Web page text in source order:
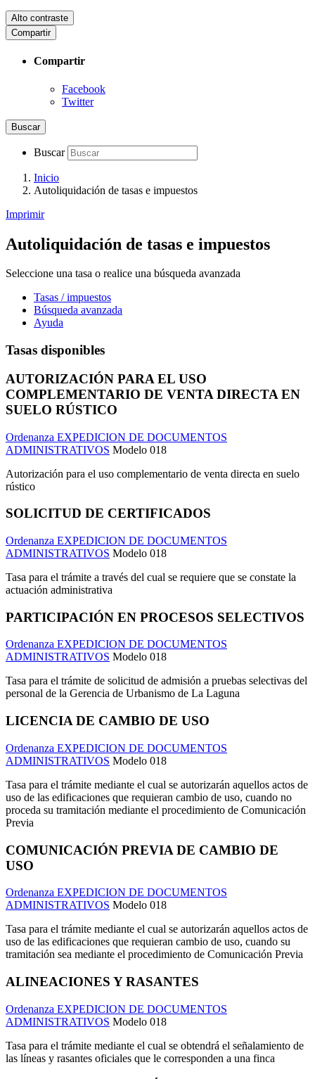
Alto contraste
Compartir
Compartir
Facebook
Twitter
Buscar
Buscar
Inicio
Autoliquidación de tasas e impuestos
Imprimir
Autoliquidación de tasas e impuestos
Seleccione una tasa o realice una búsqueda avanzada
Tasas / impuestos
Búsqueda avanzada
Ayuda
Tasas disponibles
AUTORIZACIÓN PARA EL USO
COMPLEMENTARIO DE VENTA DIRECTA EN
SUELO RÚSTICO
Ordenanza EXPEDICION DE DOCUMENTOS
ADMINISTRATIVOS Modelo 018
Autorización para el uso complementario de venta directa en suelo
rústico
SOLICITUD DE CERTIFICADOS
Ordenanza EXPEDICION DE DOCUMENTOS
ADMINISTRATIVOS Modelo 018
Tasa para el trámite a través del cual se requiere que se constate la
actuación administrativa
PARTICIPACIÓN EN PROCESOS SELECTIVOS
Ordenanza EXPEDICION DE DOCUMENTOS
ADMINISTRATIVOS Modelo 018
Tasa para el trámite de solicitud de admisión a pruebas selectivas del
personal de la Gerencia de Urbanismo de La Laguna
LICENCIA DE CAMBIO DE USO
Ordenanza EXPEDICION DE DOCUMENTOS
ADMINISTRATIVOS Modelo 018
Tasa para el trámite mediante el cual se autorizarán aquellos actos de
uso de las edificaciones que requieran cambio de uso, cuando no
proceda su tramitación mediante el procedimiento de Comunicación
Previa
COMUNICACIÓN PREVIA DE CAMBIO DE
USO
Ordenanza EXPEDICION DE DOCUMENTOS
ADMINISTRATIVOS Modelo 018
Tasa para el trámite mediante el cual se autorizarán aquellos actos de
uso de las edificaciones que requieran cambio de uso, cuando su
tramitación sea mediante el procedimiento de Comunicación Previa
ALINEACIONES Y RASANTES
Ordenanza EXPEDICION DE DOCUMENTOS
ADMINISTRATIVOS Modelo 018
Tasa para el trámite mediante el cual se obtendrá el señalamiento de
las líneas y rasantes oficiales que le corresponden a una finca